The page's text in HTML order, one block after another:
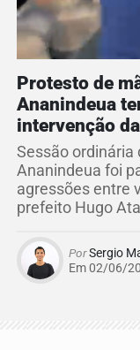
Protesto de
Ananindeua
intervenção
Sessão ordinária
Ananindeua foi
agressões entre
prefeito Hugo
PorSergio
Em 02/06/